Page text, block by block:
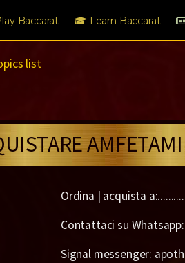
Baccarat Learn Baccarat
list
Ordina | acquista
Contattaci su
Signal messenger: